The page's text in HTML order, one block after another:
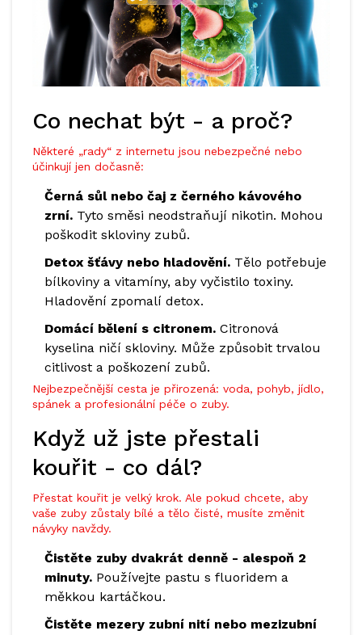
Co nechat být - a proč?
Některé „rady“ z internetu jsou nebezpečné nebo
účinkují jen dočasně:
Černá sůl nebo čaj z černého kávového
zrní. Tyto směsi neodstraňují nikotin. Mohou
poškodit skloviny zubů.
Detox šťávy nebo hladovění. Tělo potřebuje
bílkoviny a vitamíny, aby vyčistilo toxiny.
Hladovění zpomalí detox.
Domácí bělení s citronem. Citronová
kyselina ničí skloviny. Může způsobit trvalou
citlivost a poškození zubů.
Nejbezpečnější cesta je přirozená: voda, pohyb, jídlo,
spánek a profesionální péče o zuby.
Když už jste přestali
kouřit - co dál?
Přestat kouřit je velký krok. Ale pokud chcete, aby
vaše zuby zůstaly bílé a tělo čisté, musíte změnit
návyky navždy.
Čistěte zuby dvakrát denně - alespoň 2
minuty. Používejte pastu s fluoridem a
měkkou kartáčkou.
Čistěte mezery zubní nití nebo mezizubní